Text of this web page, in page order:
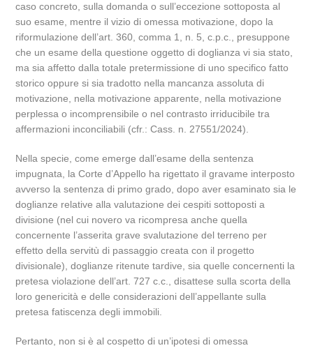
caso concreto, sulla domanda o sull’eccezione sottoposta al
suo esame, mentre il vizio di omessa motivazione, dopo la
riformulazione dell’art. 360, comma 1, n. 5, c.p.c., presuppone
che un esame della questione oggetto di doglianza vi sia stato,
ma sia affetto dalla totale pretermissione di uno specifico fatto
storico oppure si sia tradotto nella mancanza assoluta di
motivazione, nella motivazione apparente, nella motivazione
perplessa o incomprensibile o nel contrasto irriducibile tra
affermazioni inconciliabili (cfr.: Cass. n. 27551/2024).
Nella specie, come emerge dall’esame della sentenza
impugnata, la Corte d’Appello ha rigettato il gravame interposto
avverso la sentenza di primo grado, dopo aver esaminato sia le
doglianze relative alla valutazione dei cespiti sottoposti a
divisione (nel cui novero va ricompresa anche quella
concernente l’asserita grave svalutazione del terreno per
effetto della servitù di passaggio creata con il progetto
divisionale), doglianze ritenute tardive, sia quelle concernenti la
pretesa violazione dell’art. 727 c.c., disattese sulla scorta della
loro genericità e delle considerazioni dell’appellante sulla
pretesa fatiscenza degli immobili.
Pertanto, non si è al cospetto di un’ipotesi di omessa